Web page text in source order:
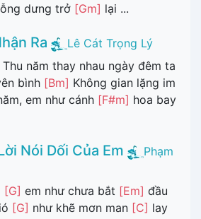
dưng trở [Gm] lại ...
Ra
Lê Cát Trọng Lý
năm thay nhau ngày đêm ta
bình [Bm] Không gian lặng im
em như cánh [F#m] hoa bay
Nói Dối Của Em
Phạm
[G] em như chưa bắt [Em] đầu
[G] như khẽ mơn man [C] lay